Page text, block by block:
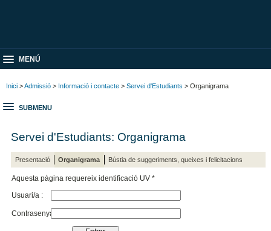
MENÚ
Inici >Admissió > Informació i contacte > Servei d'Estudiants > Organigrama
SUBMENU
Servei d'Estudiants: Organigrama
Presentació Organigrama Bústia de suggeriments, queixes i felicitacions
Aquesta pàgina requereix identificació UV *
Usuari/a :
Contrasenya :